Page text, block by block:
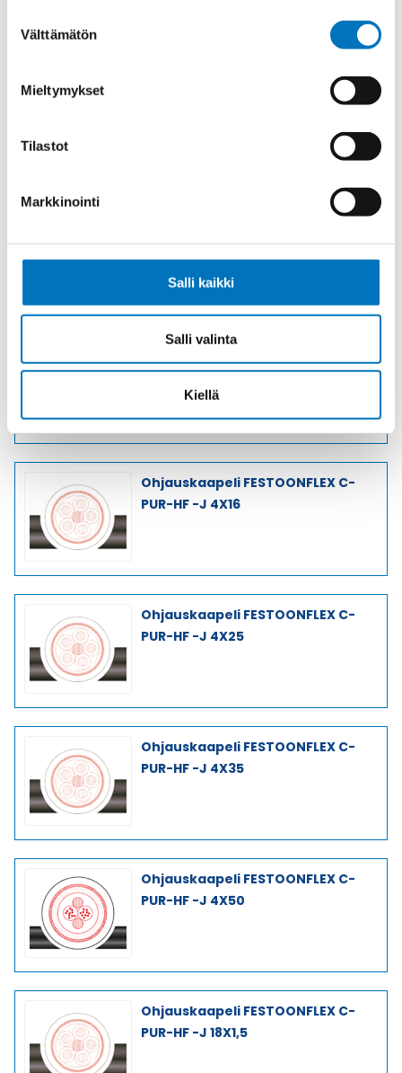
valinta
Välttämätön
Mieltymykset
Tilastot
Markkinointi
Salli kaikki
Salli valinta
Kiellä
Ohjauskaapeli FESTOONFLEX C-
Ohjauskaapeli FESTOONFLEX C-
PUR-HF -J 4X6
PUR-HF -J 4X10
Ohjauskaapeli FESTOONFLEX C-
PUR-HF -J 4X16
Ohjauskaapeli FESTOONFLEX C-
PUR-HF -J 4X25
Ohjauskaapeli FESTOONFLEX C-
PUR-HF -J 4X35
Ohjauskaapeli FESTOONFLEX C-
PUR-HF -J 4X50
Ohjauskaapeli FESTOONFLEX C-
PUR-HF -J 18X1,5